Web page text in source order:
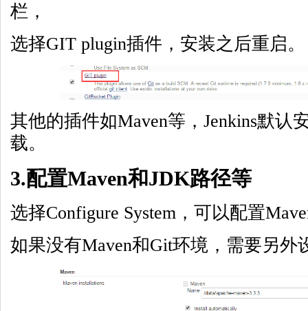
栏，
选择GIT plugin插件，安装之后重启。
其他的插件如Maven等，Jenkins默认
载。
3.配置Maven和JDK路径等
选择Configure System，可以配置
如果没有Maven和Git环境，需要另外